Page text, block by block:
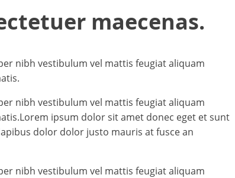
maecenas.
nibh vestibulum vel mattis feugiat aliquam
nibh vestibulum vel mattis feugiat aliquam
ipsum dolor sit amet donec eget et sunt
dolor dolor justo mauris at fusce an
nibh vestibulum vel mattis feugiat aliquam